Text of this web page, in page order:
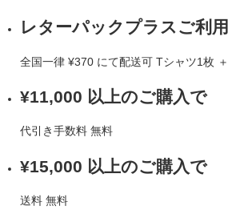
レターパックプラスご利
全国一律 ¥370 にて配送可 Tシャツ1枚
¥11,000 以上のご購入で
代引き手数料 無料
¥15,000 以上のご購入で
送料 無料